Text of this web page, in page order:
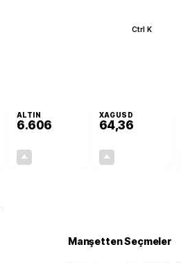
Ctrl K
ALTIN
6.606
XAGUSD
64,36
Manşetten Seçmeler